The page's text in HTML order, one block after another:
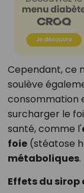
Cependant, ce
soulève
consommation
surcharger le
santé, comme l'
foie(stéatose
métaboliques.
Effets du sirop